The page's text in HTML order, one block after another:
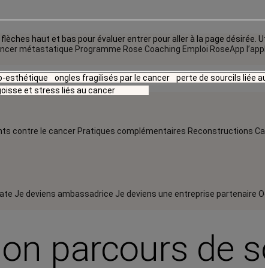
métastatique Programme Rose Coaching Emploi RoseApp
contre le cancer Pratiques complémentaires Reconstructions
Je deviens ambassadrice Je deviens une entreprise partenaire
haut et bas pour évaluer entrer pour aller à la page
esthétique ongles fragilisés par le cancer perte de sourcils liée
et stress liés au cancer
parcours de